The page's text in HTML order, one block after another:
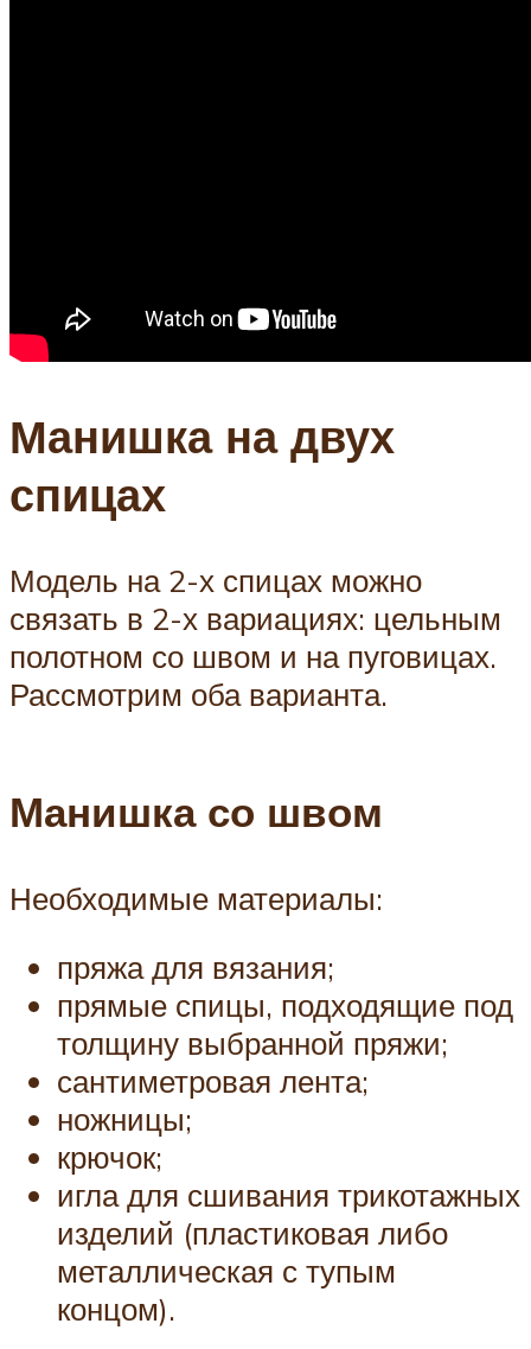
Манишка на двух
спицах
Модель на 2-х спицах можно
связать в 2-х вариациях: цельным
полотном со швом и на пуговицах.
Рассмотрим оба варианта.
Манишка со швом
Необходимые материалы:
пряжа для вязания;
прямые спицы, подходящие под
толщину выбранной пряжи;
сантиметровая лента;
ножницы;
крючок;
игла для сшивания трикотажных
изделий (пластиковая либо
металлическая с тупым
концом).